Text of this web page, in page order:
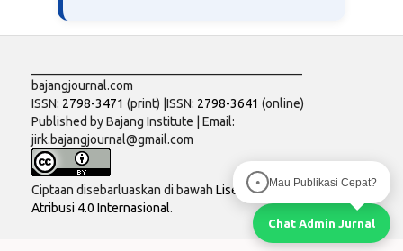
● Mau Publikasi Cepat?
Chat Admin Jurnal
bajangjournal.com
ISSN: 2798-3471 (print) |ISSN: 2798-3641 (online)
Published by Bajang Institute | Email:
jirk.bajangjournal@gmail.com
Ciptaan disebarluaskan di bawah Lisensi Creative Commons
Atribusi 4.0 Internasional.